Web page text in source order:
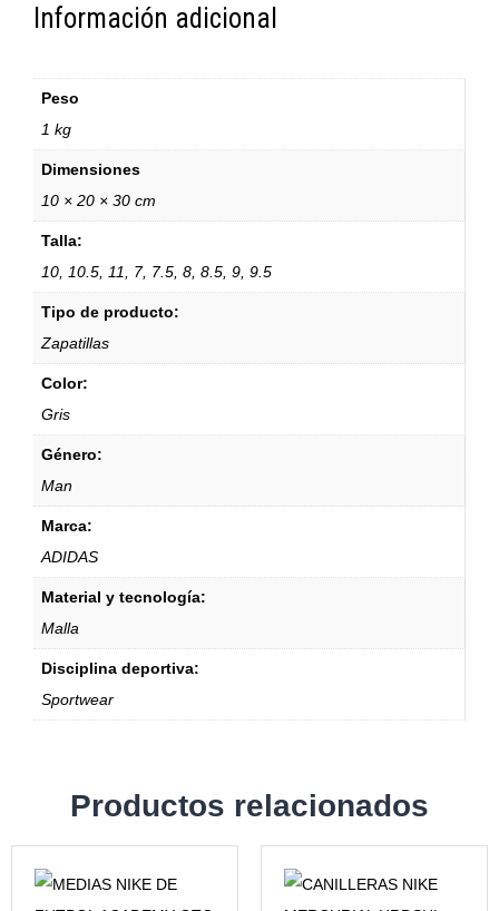
Información adicional
Peso
1 kg
Dimensiones
10 × 20 × 30 cm
Talla:
10, 10.5, 11, 7, 7.5, 8, 8.5, 9, 9.5
Tipo de producto:
Zapatillas
Color:
Gris
Género:
Man
Marca:
ADIDAS
Material y tecnología:
Malla
Disciplina deportiva:
Sportwear
Productos relacionados